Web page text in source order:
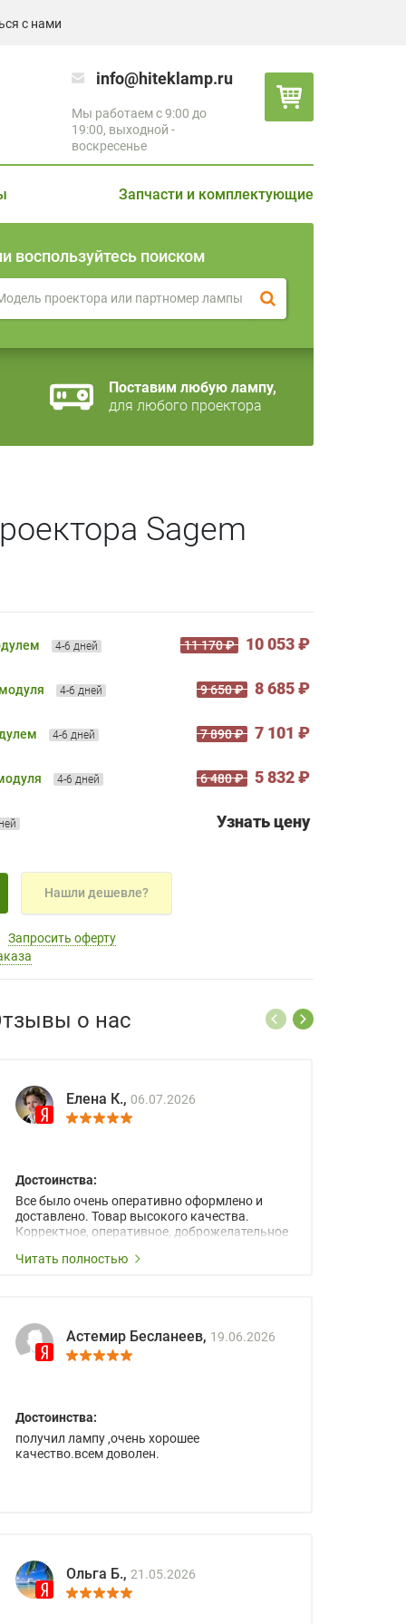
с нами
info@hiteklamp.ru
Мы работаем с 9:00 до
19:00, выходной -
воскресенье
Запчасти и комплектующие
воспользуйтесь поиском
Поставим любую лампу,
для любого проектора
Sagem
4-6 дней 11 170 ₽ 10 053 ₽
4-6 дней 9 650 ₽ 8 685 ₽
4-6 дней 7 890 ₽ 7 101 ₽
4-6 дней 6 480 ₽ 5 832 ₽
Узнать цену
Нашли дешевле?
Запросить оферту
о нас
Елена К., 06.07.2026
Достоинства:
Все было очень оперативно оформлено и
доставлено. Товар высокого качества.
Корректное, оперативное, доброжелательное
Читать полностью
Астемир Бесланеев, 19.06.2026
Достоинства:
получил лампу ,очень хорошее
качество.всем доволен.
Ольга Б., 21.05.2026